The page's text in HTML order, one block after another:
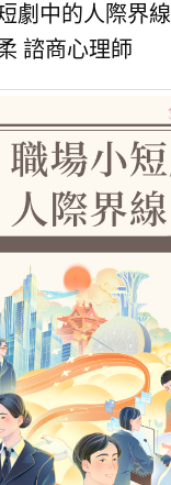
劇中的人際界線
諮商心理師